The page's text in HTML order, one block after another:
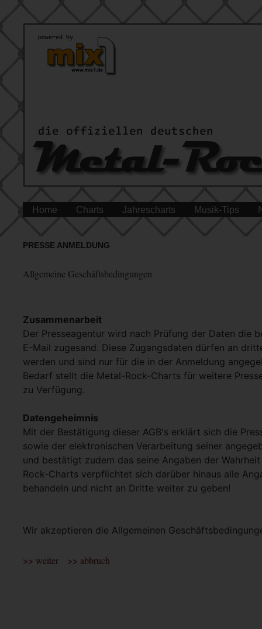
Home Charts Jahrescharts Musik-Tips
PRESSE ANMELDUNG
Allgemeine Geschäftsbedingungen
Zusammenarbeit
Der Presseagentur wird nach Prüfung der Daten die
E-Mail zugesand. Diese Zugangsdaten dürfen an
werden und sind nur für die in der Anmeldung
Bedarf stellt die Metal-Rock-Charts für weitere
zu Verfügung.
Datengeheimnis
Mit der Bestätigung dieser AGB's erklärt sich die
sowie der elektronischen Verarbeitung seiner
und bestätigt zudem das seine Angaben der
Rock-Charts verpflichtet sich darüber hinaus alle
behandeln und nicht an Dritte weiter zu geben!
Wir akzeptieren die Allgemeinen